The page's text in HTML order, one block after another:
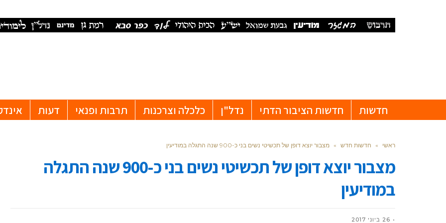
חדשות חדשות הציבור הדתי נדל"ן כלכלה וצרכנות תרבות ופנאי דעות
ראשי » חדשות חדש » מצבור יוצא דופן של תכשיטי נשים בני כ-900 שנה התגלה במודיעין
מצבור יוצא דופן של תכשיטי נשים בני כ-900 שנה התגלה
במודיעין
26 ביוני 2017